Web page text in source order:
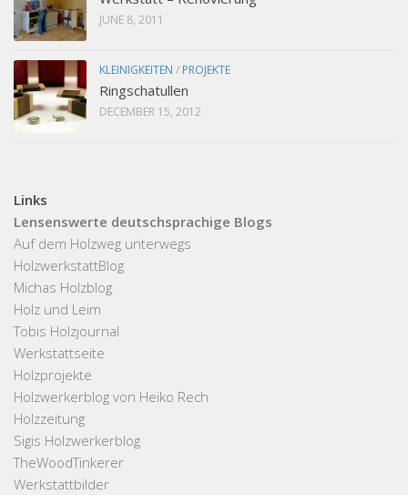
JUNE 8, 2011
KLEINIGKEITEN / PROJEKTE
Ringschatullen
DECEMBER 15, 2012
Links
Lensenswerte deutschsprachige Blogs
Auf dem Holzweg unterwegs
HolzwerkstattBlog
Michas Holzblog
Holz und Leim
Tobis Holzjournal
Werkstattseite
Holzprojekte
Holzwerkerblog von Heiko Rech
Holzzeitung
Sigis Holzwerkerblog
TheWoodTinkerer
Werkstattbilder